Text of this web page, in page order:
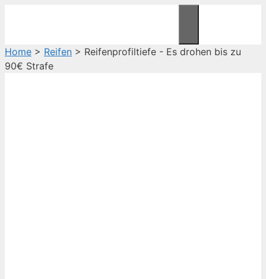
Home > Reifen > Reifenprofiltiefe - Es drohen bis zu
90€ Strafe